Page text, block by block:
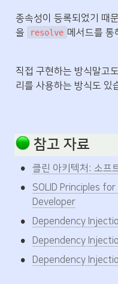
종속성이 등록되었기 때
을
resolve 메서드를 통
직접 구현하는 방식말고도
리를 사용하는 방식도 있
참고 자료
• 클린 아키텍처: 소프
•
SOLID Principles
Developer
• Dependency
• Dependency
• Dependency